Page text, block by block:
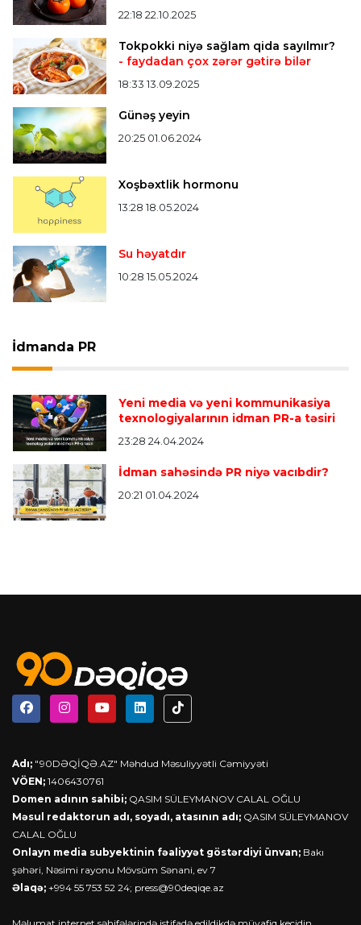
22:18 22.10.2025
Tokpokki niyə sağlam qida sayılmır?
- faydadan çox zərər gətirə bilər
18:33 13.09.2025
Günəş yeyin
20:25 01.06.2024
Xoşbəxtlik hormonu
13:28 18.05.2024
Su həyatdır
10:28 15.05.2024
İdmanda PR
Yeni media və yeni kommunikasiya
texnologiyalarının idman PR-a təsiri
23:28 24.04.2024
İdman sahəsində PR niyə vacıbdir?
20:21 01.04.2024
Adı; "90DƏQİQƏ.AZ" Məhdud Məsuliyyətli Cəmiyyəti
VÖEN; 1406430761
Domen adının sahibi; QASIM SÜLEYMANOV CALAL OĞLU
Məsul redaktorun adı, soyadı, atasının adı; QASIM SÜLEYMANOV
CALAL OĞLU
Onlayn media subyektinin fəaliyyət göstərdiyi ünvan; Bakı
şəhəri, Nəsimi rayonu Mövsüm Sənani, ev 7
Əlaqə; +994 55 753 52 24; press@90deqiqe.az